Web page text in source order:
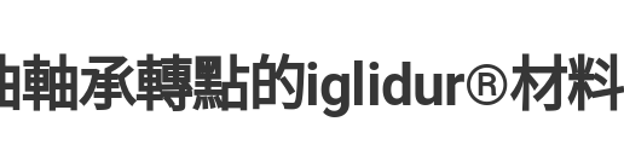
軸承轉點的iglidur®材料